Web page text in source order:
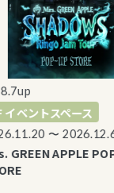
ベントスペース
〜 2026.12.6
APPLE POP-